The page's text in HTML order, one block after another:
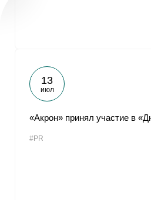
13
июл
«Акрон» принял участие в
#PR